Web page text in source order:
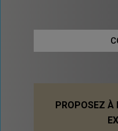
PROPOSEZ À